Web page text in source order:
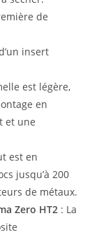
de
insert
est légère,
en
et une
est en
jusqu’à 200
de métaux.
Zero HT2 : La